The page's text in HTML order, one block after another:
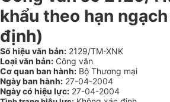
khẩu theo hạn
định)
Số hiệu văn bản: 2129/TM-XNK
Loại văn bản: Công văn
Cơ quan ban hành: Bộ Thương mại
Ngày ban hành: 27-04-2004
Ngày có hiệu lực: 27-04-2004